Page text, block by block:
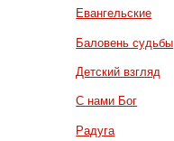
Евангельские
Баловень судьбы
Детский взгляд
С нами Бог
Радуга